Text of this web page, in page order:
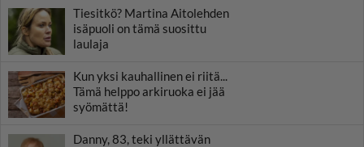
Tiesitkö? Martina Aitolehden
isäpuoli on tämä suosittu
laulaja
Kun yksi kauhallinen ei riitä...
Tämä helppo arkiruoka ei jää
syömättä!
Danny, 83, teki yllättävän